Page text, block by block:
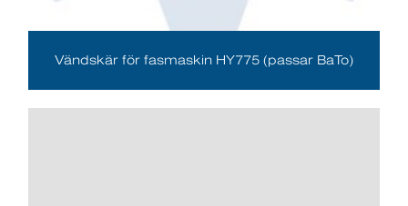
Vändskär för fasmaskin HY775 (passar BaTo)